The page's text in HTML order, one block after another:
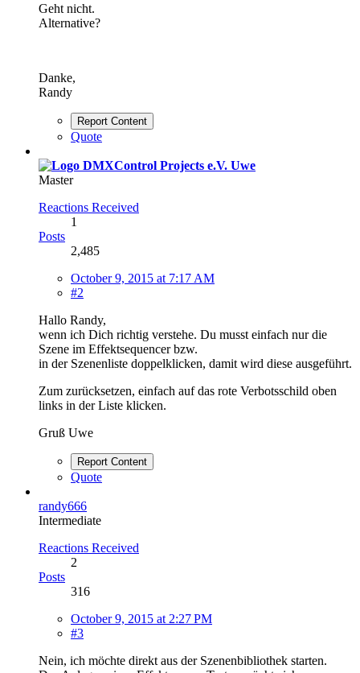
Geht nicht.
Alternative?
Danke,
Randy
Report Content
Quote
Uwe
Master
Reactions Received
1
Posts
2,485
October 9, 2015 at 7:17 AM
#2
Hallo Randy,
wenn ich Dich richtig verstehe. Du musst einfach nur die
Szene im Effektsequencer bzw.
in der Szenenliste doppelklicken, damit wird diese ausgeführt.
Zum zurücksetzen, einfach auf das rote Verbotsschild oben
links in der Liste klicken.
Gruß Uwe
Report Content
Quote
randy666
Intermediate
Reactions Received
2
Posts
316
October 9, 2015 at 2:27 PM
#3
Nein, ich möchte direkt aus der Szenenbibliothek starten.